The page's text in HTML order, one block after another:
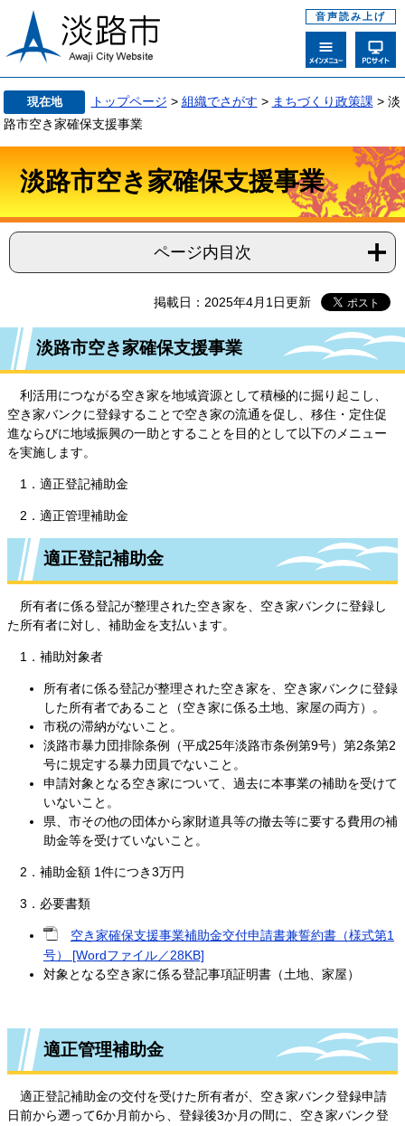
音声読み上げ
現在地 トップページ > 組織でさがす > まちづくり政策課 > 淡
路市空き家確保支援事業
淡路市空き家確保支援事業
ページ内目次
掲載日：2025年4月1日更新
淡路市空き家確保支援事業
利活用につながる空き家を地域資源として積極的に掘り起こし、
空き家バンクに登録することで空き家の流通を促し、移住・定住促
進ならびに地域振興の一助とすることを目的として以下のメニュー
を実施します。
1．適正登記補助金
2．適正管理補助金
適正登記補助金
所有者に係る登記が整理された空き家を、空き家バンクに登録し
た所有者に対し、補助金を支払います。
1．補助対象者
所有者に係る登記が整理された空き家を、空き家バンクに登録
した所有者であること（空き家に係る土地、家屋の両方）。
市税の滞納がないこと。
淡路市暴力団排除条例（平成25年淡路市条例第9号）第2条第2
号に規定する暴力団員でないこと。
申請対象となる空き家について、過去に本事業の補助を受けて
いないこと。
県、市その他の団体から家財道具等の撤去等に要する費用の補
助金等を受けていないこと。
2．補助金額 1件につき3万円
3．必要書類
空き家確保支援事業補助金交付申請書兼誓約書（様式第1
号） [Wordファイル／28KB]
対象となる空き家に係る登記事項証明書（土地、家屋）
適正管理補助金
適正登記補助金の交付を受けた所有者が、空き家バンク登録申請
日前から遡って6か月前から、登録後3か月の間に、空き家バンク登